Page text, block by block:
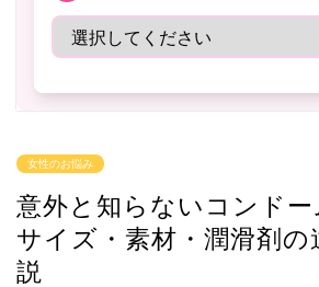
女性のお悩み
意外と知らないコンドー
サイズ・素材・潤滑剤の
説